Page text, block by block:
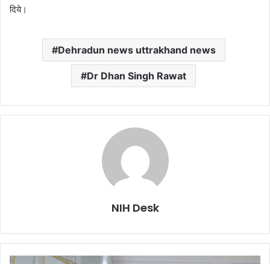
दिये।
Dehradun news uttrakhand news
Dr Dhan Singh Rawat
NIH Desk
ऋषिकेश